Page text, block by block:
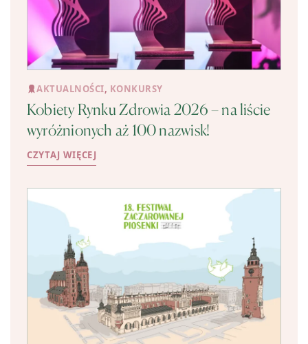
AKTUALNOŚCI, KONKURSY
Kobiety Rynku Zdrowia 2026 – na liście
wyróżnionych aż 100 nazwisk!
CZYTAJ WIĘCEJ